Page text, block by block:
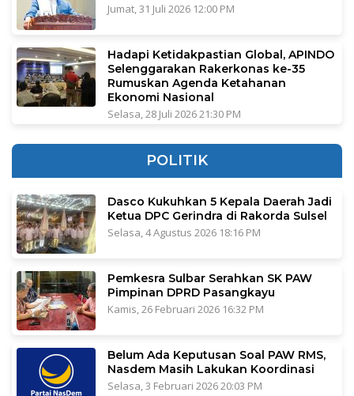
Jumat, 31 Juli 2026 12:00 PM
Hadapi Ketidakpastian Global, APINDO
Selenggarakan Rakerkonas ke-35
Rumuskan Agenda Ketahanan
Ekonomi Nasional
Selasa, 28 Juli 2026 21:30 PM
POLITIK
Dasco Kukuhkan 5 Kepala Daerah Jadi
Ketua DPC Gerindra di Rakorda Sulsel
Selasa, 4 Agustus 2026 18:16 PM
Pemkesra Sulbar Serahkan SK PAW
Pimpinan DPRD Pasangkayu
Kamis, 26 Februari 2026 16:32 PM
Belum Ada Keputusan Soal PAW RMS,
Nasdem Masih Lakukan Koordinasi
Selasa, 3 Februari 2026 20:03 PM